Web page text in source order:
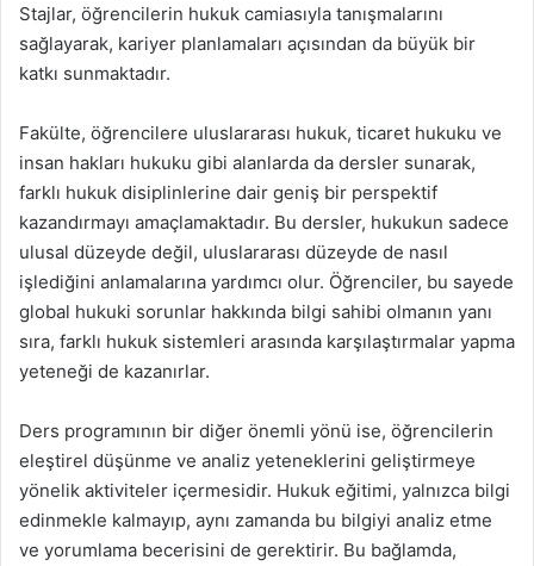
Stajlar, öğrencilerin hukuk camiasıyla tanışmalarını
sağlayarak, kariyer planlamaları açısından da büyük bir
katkı sunmaktadır.
Fakülte, öğrencilere uluslararası hukuk, ticaret hukuku ve
insan hakları hukuku gibi alanlarda da dersler sunarak,
farklı hukuk disiplinlerine dair geniş bir perspektif
kazandırmayı amaçlamaktadır. Bu dersler, hukukun sadece
ulusal düzeyde değil, uluslararası düzeyde de nasıl
işlediğini anlamalarına yardımcı olur. Öğrenciler, bu sayede
global hukuki sorunlar hakkında bilgi sahibi olmanın yanı
sıra, farklı hukuk sistemleri arasında karşılaştırmalar yapma
yeteneği de kazanırlar.
Ders programının bir diğer önemli yönü ise, öğrencilerin
eleştirel düşünme ve analiz yeteneklerini geliştirmeye
yönelik aktiviteler içermesidir. Hukuk eğitimi, yalnızca bilgi
edinmekle kalmayıp, aynı zamanda bu bilgiyi analiz etme
ve yorumlama becerisini de gerektirir. Bu bağlamda,